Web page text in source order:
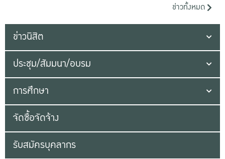
ข่าวทั้งหมด
ข่าวนิสิต
ประชุม/สัมมนา/อบรม
การศึกษา
จัดซื้อจัดจ้าง
รับสมัครบุคลากร